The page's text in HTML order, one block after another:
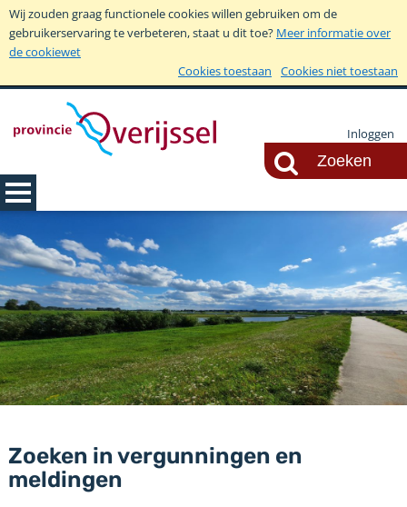
Wij zouden graag functionele cookies willen gebruiken om de
gebruikerservaring te verbeteren, staat u dit toe? Meer informatie over
de cookiewet
Cookies toestaan
Cookies niet toestaan
Inloggen
Zoeken in vergunningen en
meldingen